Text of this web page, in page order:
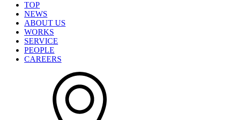
TOP
NEWS
ABOUT US
WORKS
SERVICE
PEOPLE
CAREERS